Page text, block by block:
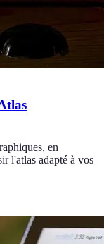
en
l'atlas adapté à vos